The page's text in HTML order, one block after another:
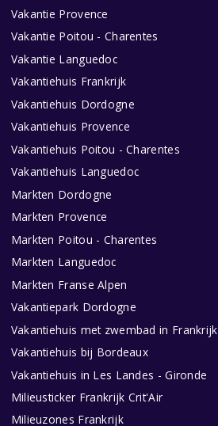
Vakantie Provence
Vakantie Poitou - Charentes
Vakantie Languedoc
Vakantiehuis Frankrijk
Vakantiehuis Dordogne
Vakantiehuis Provence
Vakantiehuis Poitou - Charentes
Vakantiehuis Languedoc
Markten Dordogne
Markten Provence
Markten Poitou - Charentes
Markten Languedoc
Markten Franse Alpen
Vakantiepark Dordogne
Vakantiehuis met zwembad in Frankrijk
Vakantiehuis bij Bordeaux
Vakantiehuis in Les Landes - Gironde
Milieusticker Frankrijk Crit'Air
Milieuzones Frankrijk